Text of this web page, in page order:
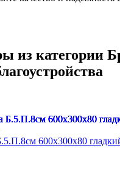
из категории
600х300х80